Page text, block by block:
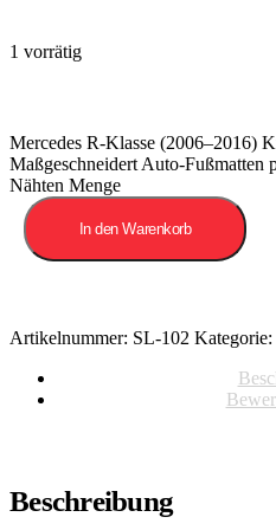
1 vorrätig
Mercedes R-Klasse (2006–2016)
Maßgeschneidert Auto-Fußmatten
Nähten Menge
In den Warenkorb
Artikelnummer: SL-102 Kategorie:
Beschreibung